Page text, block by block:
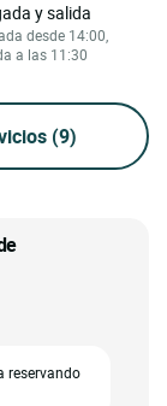
y salida
desde 14:00,
a las 11:30
(9)
reservando